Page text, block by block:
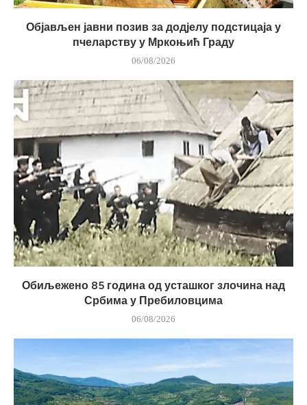
Објављен јавни позив за додјелу подстицаја у
пчеларству у Мркоњић Граду
06/08/2026
Обиљежено 85 година од усташког злочина над
Србима у Пребиловцима
06/08/2026